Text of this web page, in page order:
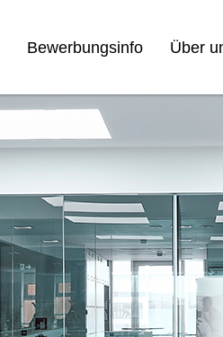
Bewerbungsinfo Über